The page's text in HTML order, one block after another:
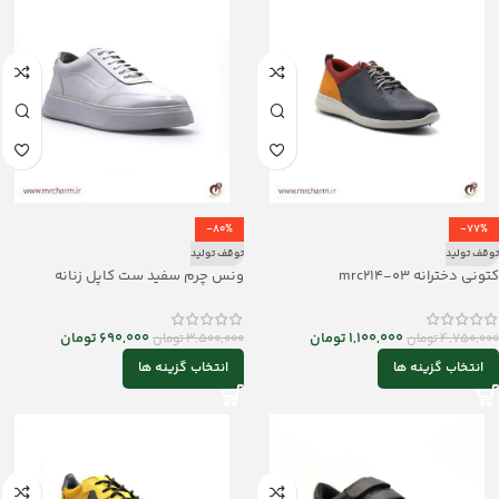
-77%
توقف تولید
کتونی دخترانه mrc214-03
4,750,000تومان1,100,000تومان
انتخاب گزینه ها
-80%
توقف تولید
ونس چرم سفید ست کاپل زنانه
3,500,000تومان690,000 تومان
انتخاب گزینه ها